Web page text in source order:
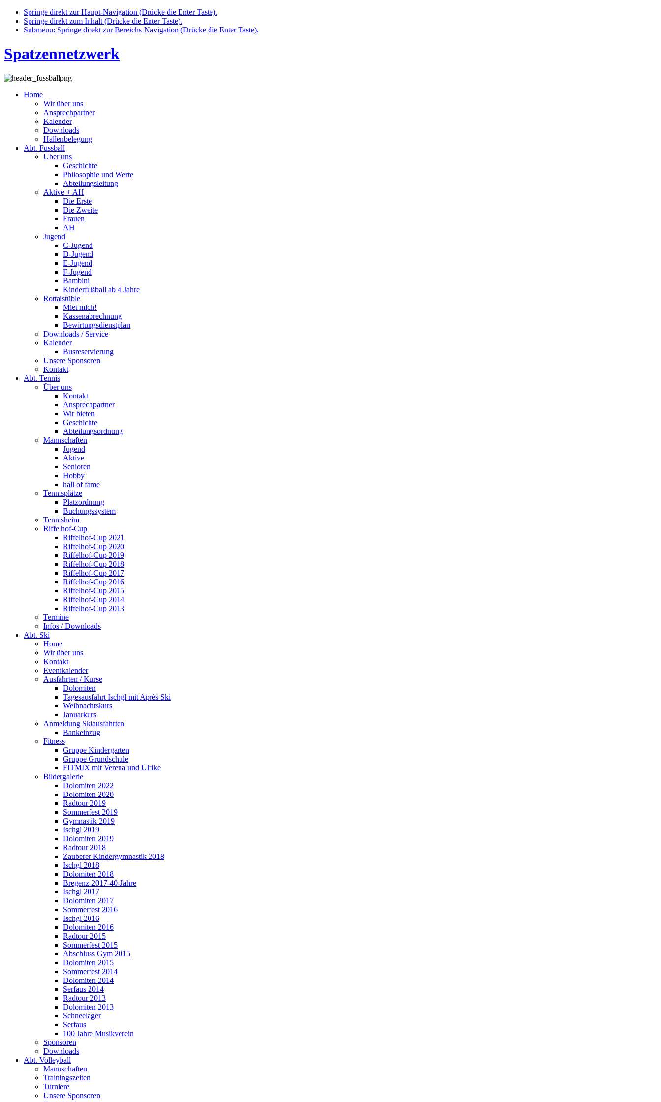
Springe direkt zur Haupt-Navigation (Drücke die Enter Taste).
Springe direkt zum Inhalt (Drücke die Enter Taste).
Submenu: Springe direkt zur Bereichs-Navigation (Drücke die Enter Taste).
Spatzennetzwerk
Home
Wir über uns
Ansprechpartner
Kalender
Downloads
Hallenbelegung
Abt. Fussball
Über uns
Geschichte
Philosophie und Werte
Abteilungsleitung
Aktive + AH
Die Erste
Die Zweite
Frauen
AH
Jugend
C-Jugend
D-Jugend
E-Jugend
F-Jugend
Bambini
Kinderfußball ab 4 Jahre
Rottalstüble
Miet mich!
Kassenabrechnung
Bewirtungsdienstplan
Downloads / Service
Kalender
Busreservierung
Unsere Sponsoren
Kontakt
Abt. Tennis
Über uns
Kontakt
Ansprechpartner
Wir bieten
Geschichte
Abteilungsordnung
Mannschaften
Jugend
Aktive
Senioren
Hobby
hall of fame
Tennisplätze
Platzordnung
Buchungssystem
Tennisheim
Riffelhof-Cup
Riffelhof-Cup 2021
Riffelhof-Cup 2020
Riffelhof-Cup 2019
Riffelhof-Cup 2018
Riffelhof-Cup 2017
Riffelhof-Cup 2016
Riffelhof-Cup 2015
Riffelhof-Cup 2014
Riffelhof-Cup 2013
Termine
Infos / Downloads
Abt. Ski
Home
Wir über uns
Kontakt
Eventkalender
Ausfahrten / Kurse
Dolomiten
Tagesausfahrt Ischgl mit Après Ski
Weihnachtskurs
Januarkurs
Anmeldung Skiausfahrten
Bankeinzug
Fitness
Gruppe Kindergarten
Gruppe Grundschule
FITMIX mit Verena und Ulrike
Bildergalerie
Dolomiten 2022
Dolomiten 2020
Radtour 2019
Sommerfest 2019
Gymnastik 2019
Ischgl 2019
Dolomiten 2019
Radtour 2018
Zauberer Kindergymnastik 2018
Ischgl 2018
Dolomiten 2018
Bregenz-2017-40-Jahre
Ischgl 2017
Dolomiten 2017
Sommerfest 2016
Ischgl 2016
Dolomiten 2016
Radtour 2015
Sommerfest 2015
Abschluss Gym 2015
Dolomiten 2015
Sommerfest 2014
Dolomiten 2014
Serfaus 2014
Radtour 2013
Dolomiten 2013
Schneelager
Serfaus
100 Jahre Musikverein
Sponsoren
Downloads
Abt. Volleyball
Mannschaften
Trainingszeiten
Turniere
Unsere Sponsoren